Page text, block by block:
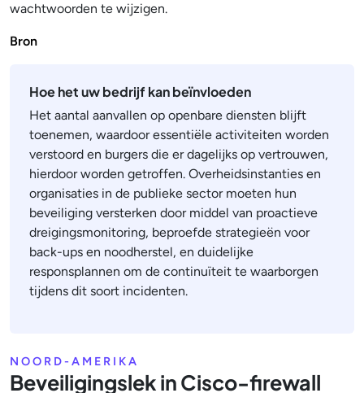
wachtwoorden te wijzigen.
Bron
Hoe het uw bedrijf kan beïnvloeden
Het aantal aanvallen op openbare diensten blijft
toenemen, waardoor essentiële activiteiten worden
verstoord en burgers die er dagelijks op vertrouwen,
hierdoor worden getroffen. Overheidsinstanties en
organisaties in de publieke sector moeten hun
beveiliging versterken door middel van proactieve
dreigingsmonitoring, beproefde strategieën voor
back-ups en noodherstel, en duidelijke
responsplannen om de continuïteit te waarborgen
tijdens dit soort incidenten.
NOORD-AMERIKA
Beveiligingslek in Cisco-firewall